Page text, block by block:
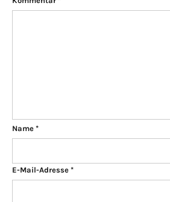
Name *
E-Mail-Adresse *